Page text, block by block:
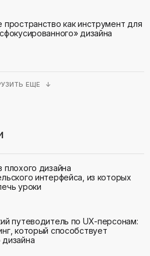
пространство как инструмент для
дизайна
ЕЩЕ ↓
плохого дизайна
интерфейса, из которых
уроки
путеводитель по UX-персонам:
который способствует